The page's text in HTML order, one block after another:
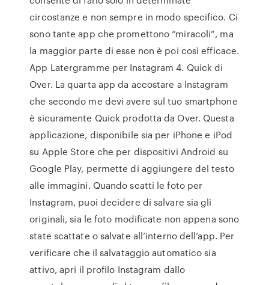
circostanze e non sempre in modo specifico. Ci
sono tante app che promettono “miracoli”, ma
la maggior parte di esse non è poi così efficace.
App Latergramme per Instagram 4. Quick di
Over. La quarta app da accostare a Instagram
che secondo me devi avere sul tuo smartphone
è sicuramente Quick prodotta da Over. Questa
applicazione, disponibile sia per iPhone e iPod
su Apple Store che per dispositivi Android su
Google Play, permette di aggiungere del testo
alle immagini. Quando scatti le foto per
Instagram, puoi decidere di salvare sia gli
originali, sia le foto modificate non appena sono
state scattate o salvate all’interno dell’app. Per
verificare che il salvataggio automatico sia
attivo, apri il profilo Instagram dallo